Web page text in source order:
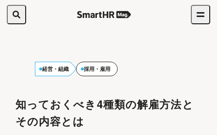
経営・組織 採用・雇用
知っておくべき4種類の解雇方法と
その内容とは